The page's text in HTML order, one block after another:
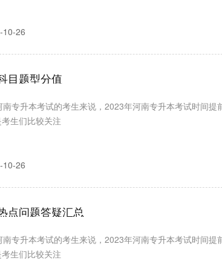
10-26
目题型分值
专升本考试的考生来说，2023年河南专升本考试时间提
生们比较关注
10-26
点问题答疑汇总
专升本考试的考生来说，2023年河南专升本考试时间提
生们比较关注